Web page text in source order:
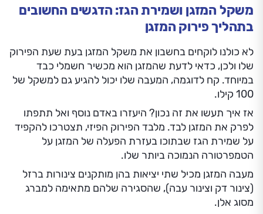
משקל המזגן ושמירת הגז: הדגשים החשובים
בתהליך פירוק המזגן
לא כולנו לוקחים בחשבון את משקל המזגן בעת שעת הפירוק
שלו ולכן, כדאי לדעת שהמזגן הוא מכשיר חשמלי כבד
במיוחד. קח לדוגמה, המעבה שלו יכול להגיע גם למשקל של
100 קילו.
אז איך תעשו את זה נכון? היעזרו באדם נוסף ואל תתפתו
לפרק את המזגן לבד. מלבד הפירוק הפיזי, תצטרכו להקפיד
על שמירת הגז שבתוכו בעזרת הפעלה של המזגן על
הטמפרטורה הנמוכה ביותר שלו.
מעבה המזגן מכיל שתי יציאות בהן מותקנים צינורות ברזל
(צינור דק וצינור עבה), שהסגירה שלהם מתאימה למברג
מסוג אלן.